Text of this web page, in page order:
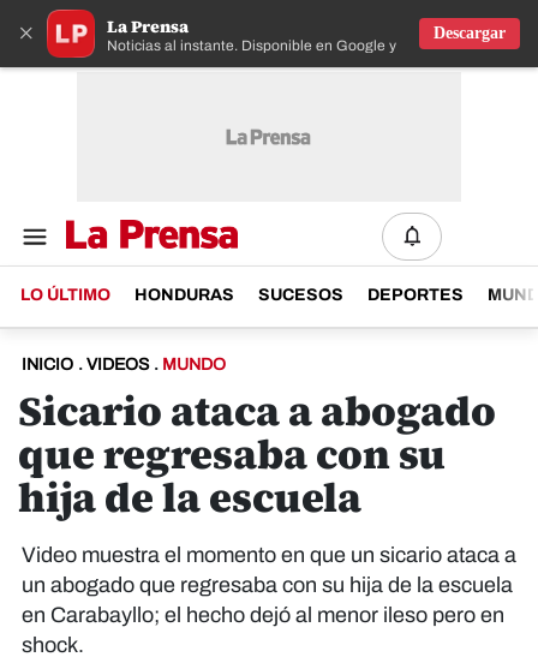
× La Prensa
Noticias al instante. Disponible en Google y IOS
Descargar
LO ÚLTIMO HONDURAS SUCESOS DEPORTES
INICIO . VIDEOS . MUNDO
Sicario ataca a abogado
que regresaba con su
hija de la escuela
Video muestra el momento en que un sicario ataca a
un abogado que regresaba con su hija de la escuela
en Carabayllo; el hecho dejó al menor ileso pero en
shock.